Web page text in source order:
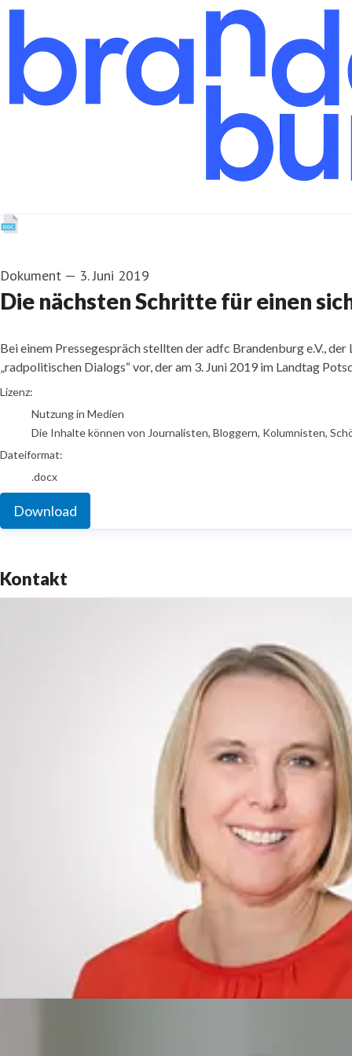
Dokument — 3. Juni 2019
Die nächsten Schritte für einen
Bei einem Pressegespräch stellten der adfc Brandenburg e.V.,
„radpolitischen Dialogs“ vor, der am 3. Juni 2019 im Landtag
go to media item
Lizenz:
Nutzung in Medien
Die Inhalte können von Journalisten, Bloggern, Kolumnisten,
Dateiformat:
.docx
Download
Kontakt